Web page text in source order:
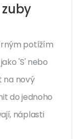
potížím
'S' nebo
na nový
do jednoho
náplasti